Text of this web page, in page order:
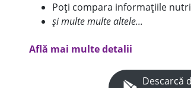
Poți compara informațiile
și multe multe altele...
Află mai multe detalii
Descarcă